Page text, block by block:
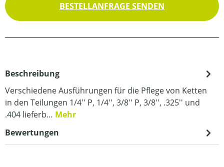
BESTELLANFRAGE SENDEN
Beschreibung
Verschiedene Ausführungen für die Pflege von Ketten
in den Teilungen 1/4'' P, 1/4'', 3/8'' P, 3/8'', .325'' und
.404 lieferb… Mehr
Bewertungen